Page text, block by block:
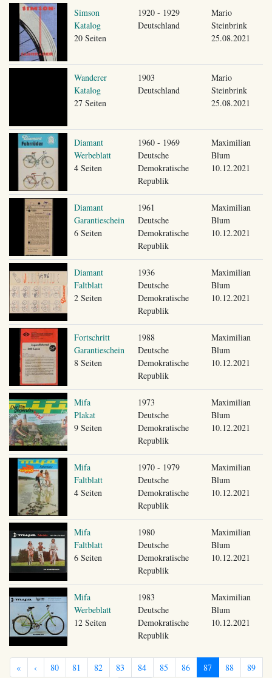
Simson
Katalog
20 Seiten
1920 - 1929
Deutschland
Mario
Steinbrink
25.08.2021
Wanderer
Katalog
27 Seiten
1903
Deutschland
Mario
Steinbrink
25.08.2021
Diamant
Werbeblatt
4 Seiten
1960 - 1969
Deutsche
Demokratische
Republik
Maximilian
Blum
10.12.2021
Diamant
Garantieschein
6 Seiten
1961
Deutsche
Demokratische
Republik
Maximilian
Blum
10.12.2021
Diamant
Faltblatt
2 Seiten
1936
Deutsche
Demokratische
Republik
Maximilian
Blum
10.12.2021
Fortschritt
Garantieschein
8 Seiten
1988
Deutsche
Demokratische
Republik
Maximilian
Blum
10.12.2021
Mifa
Plakat
9 Seiten
1973
Deutsche
Demokratische
Republik
Maximilian
Blum
10.12.2021
Mifa
Faltblatt
4 Seiten
1970 - 1979
Deutsche
Demokratische
Republik
Maximilian
Blum
10.12.2021
Mifa
Faltblatt
6 Seiten
1980
Deutsche
Demokratische
Republik
Maximilian
Blum
10.12.2021
Mifa
Werbeblatt
12 Seiten
1983
Deutsche
Demokratische
Republik
Maximilian
Blum
10.12.2021
« ‹ 80 81 82 83 84 85 86 87 88 89